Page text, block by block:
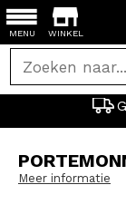
WINKEL
MENU
Meer informatie